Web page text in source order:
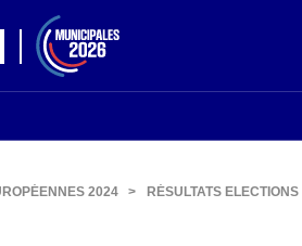
2024 > RÉSULTATS